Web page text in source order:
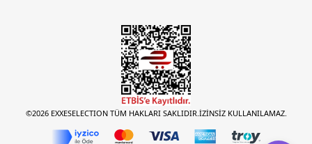
©2026 EXXESELECTION TÜM HAKLARI SAKLIDIR.İZİNSİZ KULLANILAMAZ.